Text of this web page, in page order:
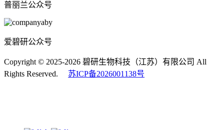
普丽兰公众号
爱碧研公众号
Copyright © 2025-2026 碧研生物科技（江苏）有限公司 All
Rights Reserved. 苏ICP备2026001138号